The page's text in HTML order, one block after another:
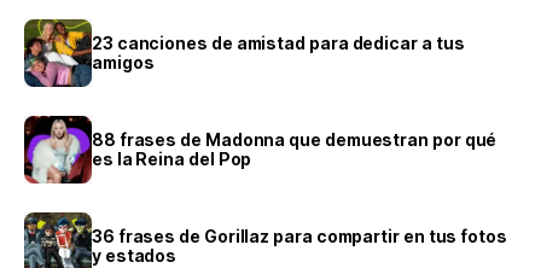
23 canciones de amistad para dedicar a tus
amigos
88 frases de Madonna que demuestran por qué
es la Reina del Pop
36 frases de Gorillaz para compartir en tus fotos
y estados